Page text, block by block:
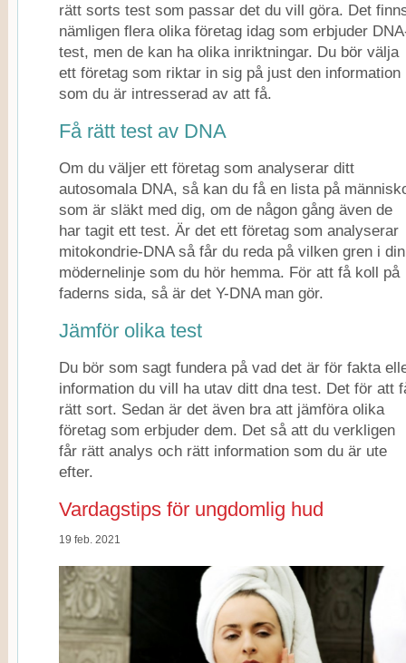
rätt sorts test som passar det du vill göra. Det
nämligen flera olika företag idag som erbjuder
test, men de kan ha olika inriktningar. Du bör välja
ett företag som riktar in sig på just den information
som du är intresserad av att få.
Få rätt test av DNA
Om du väljer ett företag som analyserar ditt
autosomala DNA, så kan du få en lista på
som är släkt med dig, om de någon gång även de
har tagit ett test. Är det ett företag som analyserar
mitokondrie-DNA så får du reda på vilken gren i din
mödernelinje som du hör hemma. För att få koll på
faderns sida, så är det Y-DNA man gör.
Jämför olika test
Du bör som sagt fundera på vad det är för fakta
information du vill ha utav ditt dna test. Det för att
rätt sort. Sedan är det även bra att jämföra olika
företag som erbjuder dem. Det så att du verkligen
får rätt analys och rätt information som du är ute
efter.
Vardagstips för ungdomlig hud
19 feb. 2021